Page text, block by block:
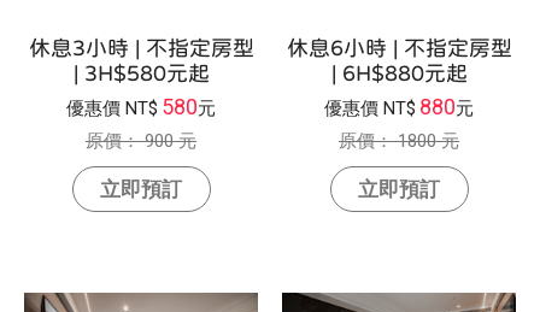
休息3小時 | 不指定房型
| 3H$580元起
優惠價 NT$ 580元
原價：900 元
立即預訂
休息6小時 | 不指定房型
| 6H$880元起
優惠價 NT$ 880元
原價：1800 元
立即預訂